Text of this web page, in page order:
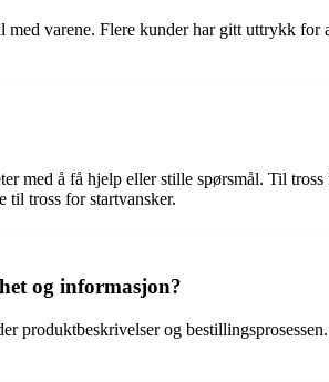
varene. Flere kunder har gitt uttrykk for
med å få hjelp eller stille spørsmål. Til
til tross for startvansker.
og informasjon?
produktbeskrivelser og